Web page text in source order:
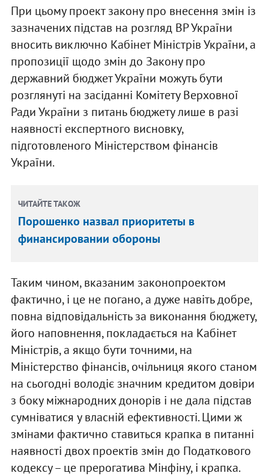
При цьому проект закону про внесення змін із
зазначених підстав на розгляд ВР України
вносить виключно Кабінет Міністрів України, а
пропозиції щодо змін до Закону про
державний бюджет України можуть бути
розглянуті на засіданні Комітету Верховної
Ради України з питань бюджету лише в разі
наявності експертного висновку,
підготовленого Міністерством фінансів
України.
ЧИТАЙТЕ ТАКОЖ
Порошенко назвал приоритеты в
финансировании обороны
Таким чином, вказаним законопроектом
фактично, і це не погано, а дуже навіть добре,
повна відповідальність за виконання бюджету,
його наповнення, покладається на Кабінет
Міністрів, а якщо бути точними, на
Міністерство фінансів, очільниця якого станом
на сьогодні володіє значним кредитом довіри
з боку міжнародних донорів і не дала підстав
сумніватися у власній ефективності. Цими ж
змінами фактично ставиться крапка в питанні
наявності двох проектів змін до Податкового
кодексу – це прерогатива Мінфіну, і крапка.